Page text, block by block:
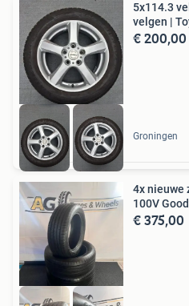
5x114.3
velgen |
€ 200,00
Groningen
4x nieuwe
100V
€ 375,00